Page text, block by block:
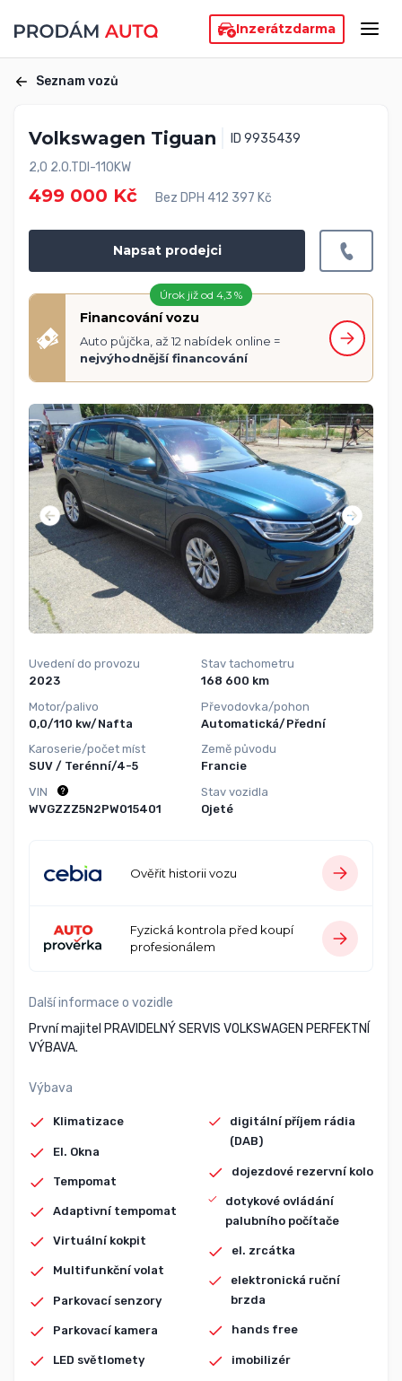
Inzerátzdarma
Seznam vozů
Volkswagen Tiguan
ID 9935439
2,0 2.0.TDI-110KW
499 000 Kč Bez DPH 412 397 Kč
Napsat prodejci
Úrok již od 4,3 %
Financování vozu
Auto půjčka, až 12 nabídek online =
nejvýhodnější financování
Uvedení do provozu
2023
Motor/palivo
0,0/110 kw/Nafta
Karoserie/počet míst
SUV / Terénní/4-5
Stav tachometru
168 600 km
Převodovka/pohon
Automatická/Přední
Země původu
Francie
VIN
WVGZZZ5N2PW015401
Stav vozidla
Ojeté
Ověřit historii vozu
Fyzická kontrola před koupí
profesionálem
Další informace o vozidle
První majitel PRAVIDELNÝ SERVIS VOLKSWAGEN PERFEKTNÍ
VÝBAVA.
Výbava
Klimatizace
El. Okna
Tempomat
Adaptivní tempomat
Virtuální kokpit
Multifunkční volat
Parkovací senzory
Parkovací kamera
LED světlomety
digitální příjem rádia
(DAB)
dojezdové rezervní kolo
dotykové ovládání
palubního počítače
el. zrcátka
elektronická ruční
brzda
hands free
imobilizér